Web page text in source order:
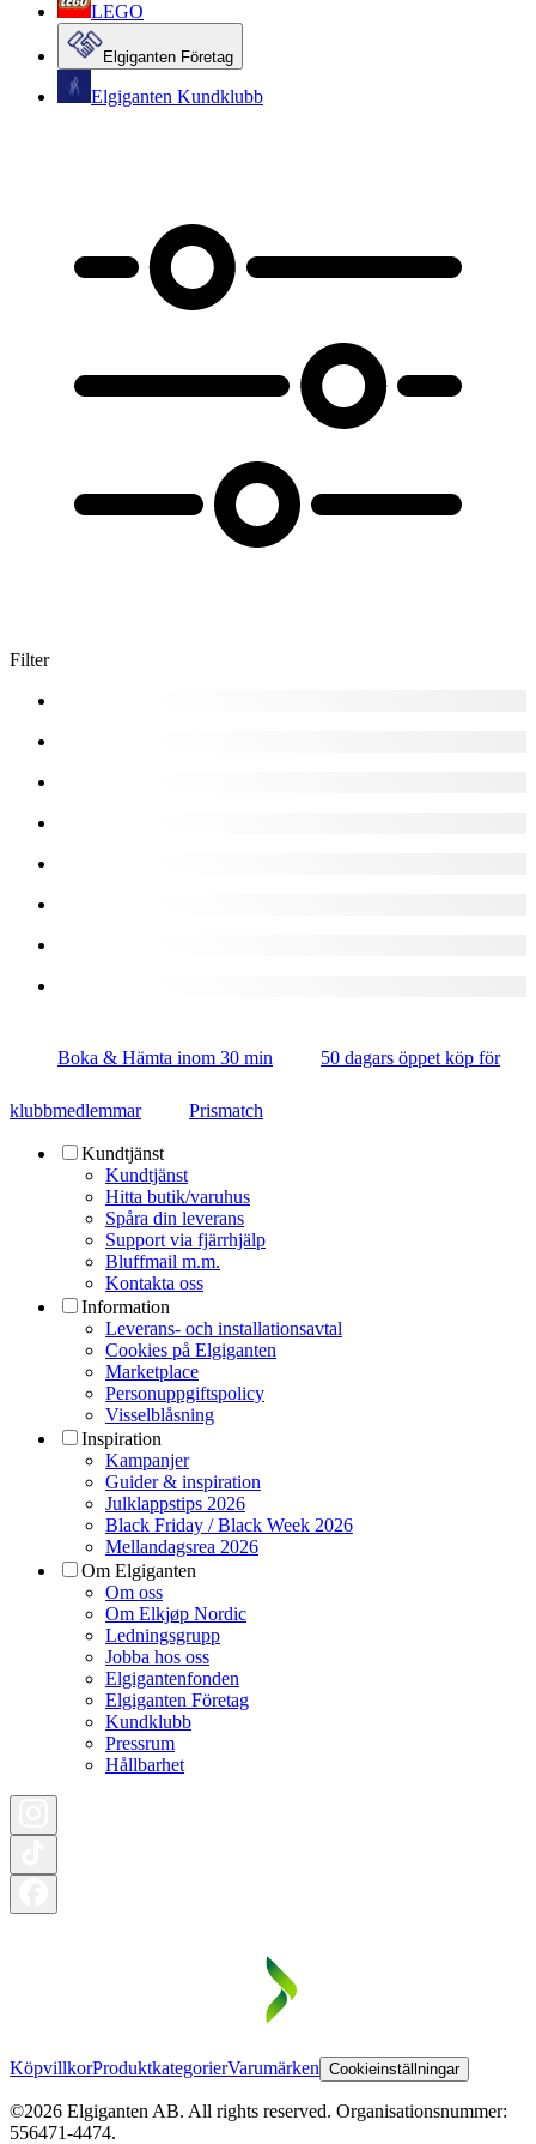
LEGO
Elgiganten Företag
Elgiganten Kundklubb
Filter
Boka & Hämta inom 30 min 50 dagars öppet köp för
klubbmedlemmar Prismatch
Kundtjänst
Kundtjänst
Hitta butik/varuhus
Spåra din leverans
Support via fjärrhjälp
Bluffmail m.m.
Kontakta oss
Information
Leverans- och installationsavtal
Cookies på Elgiganten
Marketplace
Personuppgiftspolicy
Visselblåsning
Inspiration
Kampanjer
Guider & inspiration
Julklappstips 2026
Black Friday / Black Week 2026
Mellandagsrea 2026
Om Elgiganten
Om oss
Om Elkjøp Nordic
Ledningsgrupp
Jobba hos oss
Elgigantenfonden
Elgiganten Företag
Kundklubb
Pressrum
Hållbarhet
KöpvillkorProduktkategorierVarumärken Cookieinställningar
©2026 Elgiganten AB. All rights reserved. Organisationsnummer:
556471-4474.